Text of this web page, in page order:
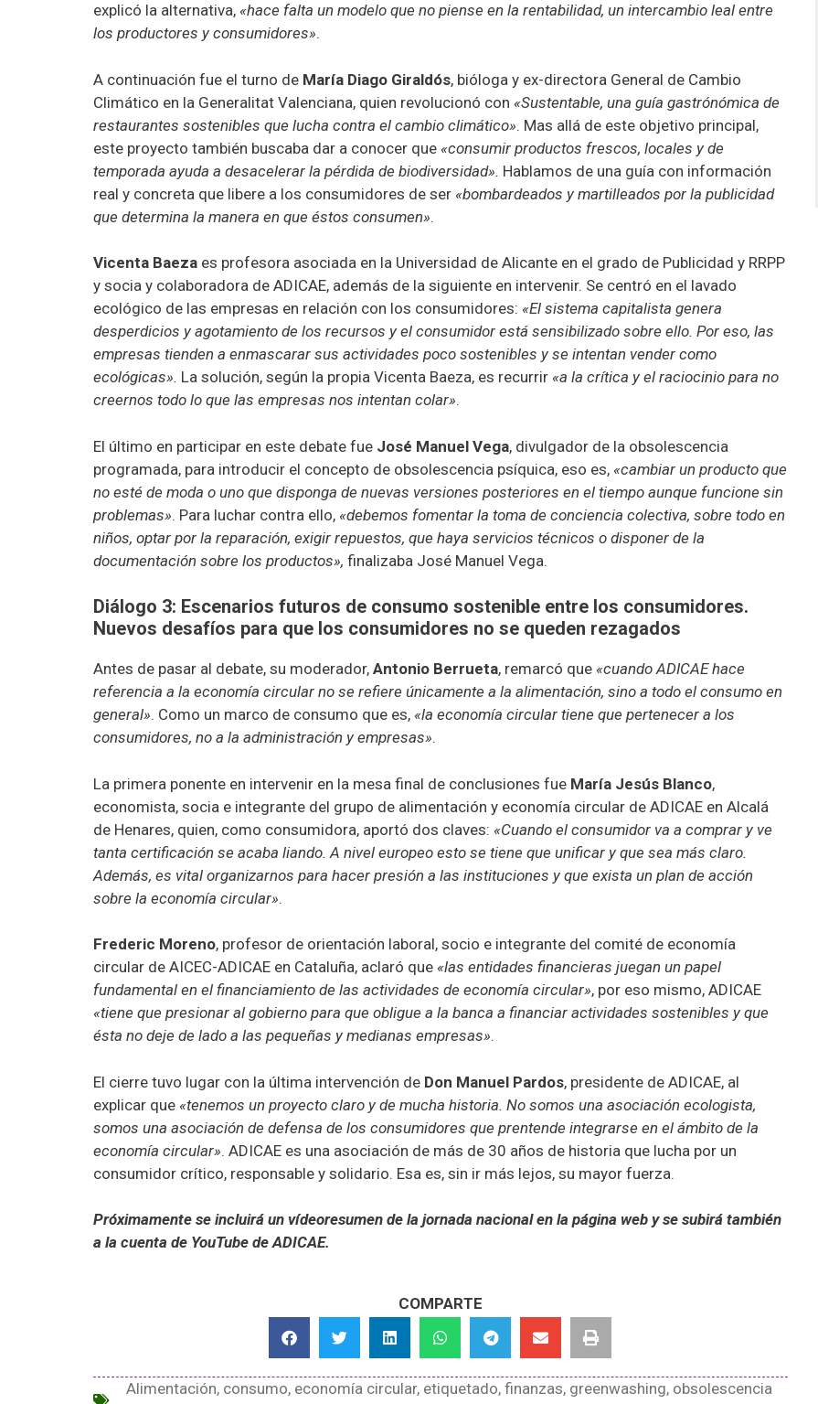
explicó la alternativa, «hace falta un modelo que no piense en la rentabilidad, un intercambio leal entre
los productores y consumidores».
A continuación fue el turno de María Diago Giraldós, bióloga y ex-directora General de Cambio
Climático en la Generalitat Valenciana, quien revolucionó con «Sustentable, una guía gastrónómica de
restaurantes sostenibles que lucha contra el cambio climático». Mas allá de este objetivo principal,
este proyecto también buscaba dar a conocer que «consumir productos frescos, locales y de
temporada ayuda a desacelerar la pérdida de biodiversidad». Hablamos de una guía con información
real y concreta que libere a los consumidores de ser «bombardeados y martilleados por la publicidad
que determina la manera en que éstos consumen».
Vicenta Baeza es profesora asociada en la Universidad de Alicante en el grado de Publicidad y RRPP
y socia y colaboradora de ADICAE, además de la siguiente en intervenir. Se centró en el lavado
ecológico de las empresas en relación con los consumidores: «El sistema capitalista genera
desperdicios y agotamiento de los recursos y el consumidor está sensibilizado sobre ello. Por eso, las
empresas tienden a enmascarar sus actividades poco sostenibles y se intentan vender como
ecológicas». La solución, según la propia Vicenta Baeza, es recurrir «a la crítica y el raciocinio para no
creernos todo lo que las empresas nos intentan colar».
El último en participar en este debate fue José Manuel Vega, divulgador de la obsolescencia
programada, para introducir el concepto de obsolescencia psíquica, eso es, «cambiar un producto que
no esté de moda o uno que disponga de nuevas versiones posteriores en el tiempo aunque funcione sin
problemas». Para luchar contra ello, «debemos fomentar la toma de conciencia colectiva, sobre todo en
niños, optar por la reparación, exigir repuestos, que haya servicios técnicos o disponer de la
documentación sobre los productos», finalizaba José Manuel Vega.
Diálogo 3: Escenarios futuros de consumo sostenible entre los consumidores.
Nuevos desafíos para que los consumidores no se queden rezagados
Antes de pasar al debate, su moderador, Antonio Berrueta, remarcó que «cuando ADICAE hace
referencia a la economía circular no se refiere únicamente a la alimentación, sino a todo el consumo en
general». Como un marco de consumo que es, «la economía circular tiene que pertenecer a los
consumidores, no a la administración y empresas».
La primera ponente en intervenir en la mesa final de conclusiones fue María Jesús Blanco,
economista, socia e integrante del grupo de alimentación y economía circular de ADICAE en Alcalá
de Henares, quien, como consumidora, aportó dos claves: «Cuando el consumidor va a comprar y ve
tanta certificación se acaba liando. A nivel europeo esto se tiene que unificar y que sea más claro.
Además, es vital organizarnos para hacer presión a las instituciones y que exista un plan de acción
sobre la economía circular».
Frederic Moreno, profesor de orientación laboral, socio e integrante del comité de economía
circular de AICEC-ADICAE en Cataluña, aclaró que «las entidades financieras juegan un papel
fundamental en el financiamiento de las actividades de economía circular», por eso mismo, ADICAE
«tiene que presionar al gobierno para que obligue a la banca a financiar actividades sostenibles y que
ésta no deje de lado a las pequeñas y medianas empresas».
El cierre tuvo lugar con la última intervención de Don Manuel Pardos, presidente de ADICAE, al
explicar que «tenemos un proyecto claro y de mucha historia. No somos una asociación ecologista,
somos una asociación de defensa de los consumidores que prentende integrarse en el ámbito de la
economía circular». ADICAE es una asociación de más de 30 años de historia que lucha por un
consumidor crítico, responsable y solidario. Esa es, sin ir más lejos, su mayor fuerza.
Próximamente se incluirá un vídeoresumen de la jornada nacional en la página web y se subirá también
a la cuenta de YouTube de ADICAE.
COMPARTE
Alimentación, consumo, economía circular, etiquetado, finanzas, greenwashing, obsolescencia